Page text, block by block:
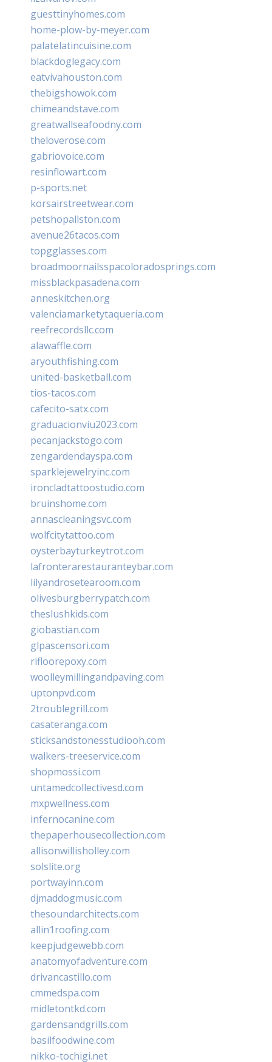
guesttinyhomes.com
home-plow-by-meyer.com
palatelatincuisine.com
blackdoglegacy.com
eatvivahouston.com
thebigshowok.com
chimeandstave.com
greatwallseafoodny.com
theloverose.com
gabriovoice.com
resinflowart.com
p-sports.net
korsairstreetwear.com
petshopallston.com
avenue26tacos.com
topgglasses.com
broadmoornailsspacoloradosprings.com
missblackpasadena.com
anneskitchen.org
valenciamarketytaqueria.com
reefrecordsllc.com
alawaffle.com
aryouthfishing.com
united-basketball.com
tios-tacos.com
cafecito-satx.com
graduacionviu2023.com
pecanjackstogo.com
zengardendayspa.com
sparklejewelryinc.com
ironcladtattoostudio.com
bruinshome.com
annascleaningsvc.com
wolfcitytattoo.com
oysterbayturkeytrot.com
lafronterarestauranteybar.com
lilyandrosetearoom.com
olivesburgberrypatch.com
theslushkids.com
giobastian.com
glpascensori.com
rifloorepoxy.com
woolleymillingandpaving.com
uptonpvd.com
2troublegrill.com
casateranga.com
sticksandstonesstudiooh.com
walkers-treeservice.com
shopmossi.com
untamedcollectivesd.com
mxpwellness.com
infernocanine.com
thepaperhousecollection.com
allisonwillisholley.com
solslite.org
portwayinn.com
djmaddogmusic.com
thesoundarchitects.com
allin1roofing.com
keepjudgewebb.com
anatomyofadventure.com
drivancastillo.com
cmmedspa.com
midletontkd.com
gardensandgrills.com
basilfoodwine.com
nikko-tochigi.net